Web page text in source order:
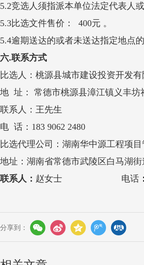
5.2竞选人须指派本单位法定代表人
5.3比选文件售价：
400元 。
5.4逾期送达的或者未送达指定地点
六.联系方式
比选人： 桃源县城市建设投资开发有
地 址：
常德市桃源县漳江镇义丰
联系人： 王先生
电 话： 183 9062 2480
比选代理公司： 湖南华中源工程项目
地址： 湖南省常德市武陵区白马湖
联系人： 赵女士 电话 ：
分享到：